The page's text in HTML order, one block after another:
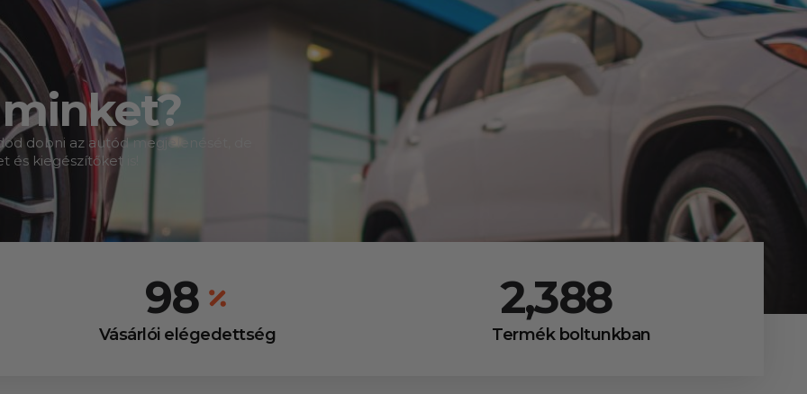
dobni az autód megjelenését, de
kiegészítőket is!
99
Vásárlói elégedettség
2,411
Termék boltunkban